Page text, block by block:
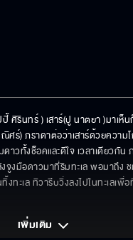
รินทร์ ) เสาร์(ปู นาตยา )มาเห็น
) ภราดาต่อว่าเสาร์ด้วยความ
วทั้งช็อคและดีใจ เวลาเดียวกัน
งมือดาวมาที่ริมทะเล พอมาถึง
ทะเล ทิวารีบวิ่งลงไปในทะเลเพื่
เพิ่มเติม